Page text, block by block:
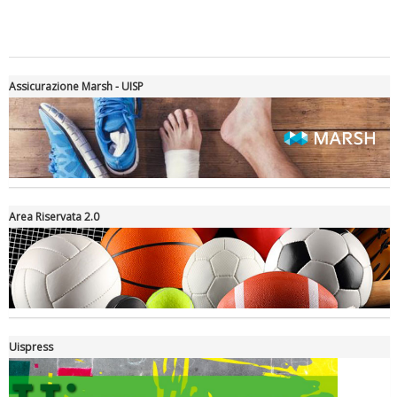
Tiziano Pesce a Radio InBlu2000 traccia il bilancio della stagione
Assicurazione Marsh - UISP
Area Riservata 2.0
Uispress